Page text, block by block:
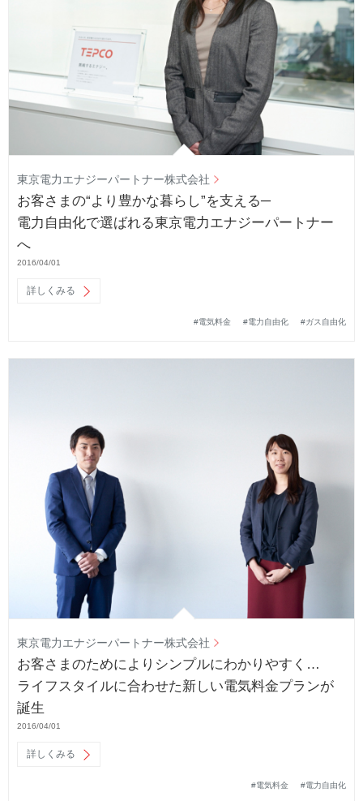
東京電力エナジーパートナー株式会社
お客さまの“より豊かな暮らし”を支える─
電力自由化で選ばれる東京電力エナジーパートナー
へ
2016/04/01
詳しくみる
#電気料金 #電力自由化 #ガス自由化
東京電力エナジーパートナー株式会社
お客さまのためによりシンプルにわかりやすく…
ライフスタイルに合わせた新しい電気料金プランが
誕生
2016/04/01
詳しくみる
#電気料金 #電力自由化